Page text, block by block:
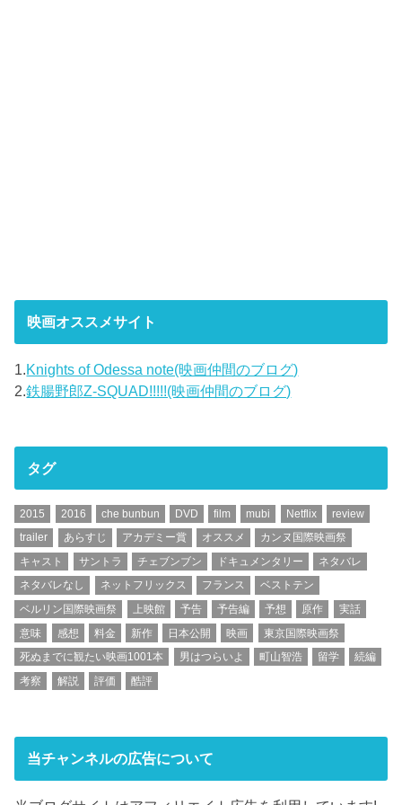
映画オススメサイト
1.Knights of Odessa note(映画仲間のブログ)
2.鉄腸野郎Z-SQUAD!!!!!(映画仲間のブログ)
タグ
2015 2016 che bunbun DVD film mubi Netflix
review
trailer
あらすじ アカデミー賞 オススメ
カンヌ国際映画祭
キャスト
サントラ チェブンブン ドキュメンタリー
ネタバレ
ネタバレなし
ネットフリックス フランス
ベストテン
ベルリン国際映画祭
上映館 予告 予告編 予想 原作
実話
意味
感想 料金 新作 日本公開 映画
東京国際映画祭
死ぬまでに観たい映画1001本
男はつらいよ 町山智浩 留学
続編
考察
解説 評価 酷評
当チャンネルの広告について